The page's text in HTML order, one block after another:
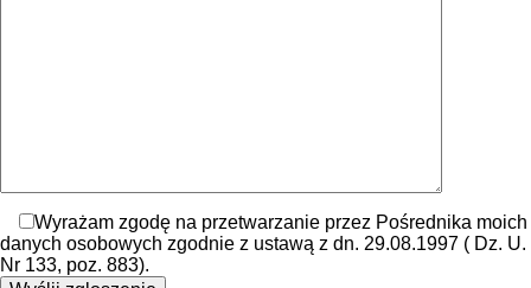
Wyrażam zgodę na przetwarzanie przez Pośrednika moich
danych osobowych zgodnie z ustawą z dn. 29.08.1997 ( Dz. U.
Nr 133, poz. 883).